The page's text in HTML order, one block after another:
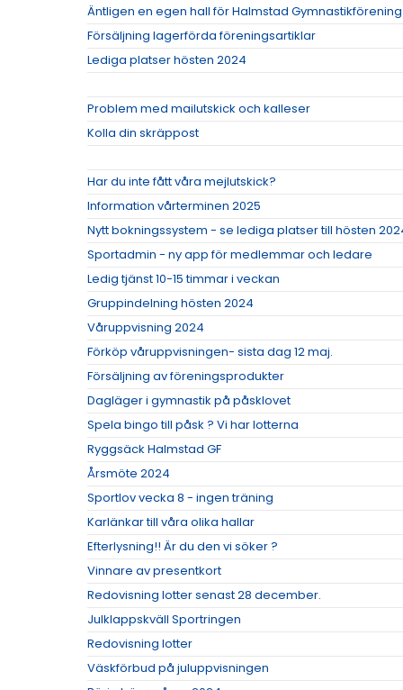
Äntligen en egen hall för Halmstad
Försäljning lagerförda föreningsartiklar
Lediga platser hösten 2024
Problem med mailutskick och kalleser
Kolla din skräppost
Har du inte fått våra mejlutskick?
Information vårterminen 2025
Nytt bokningssystem - se lediga platser till hösten
Sportadmin - ny app för medlemmar och ledare
Ledig tjänst 10-15 timmar i veckan
Gruppindelning hösten 2024
Våruppvisning 2024
Förköp våruppvisningen- sista dag 12 maj.
Försäljning av föreningsprodukter
Dagläger i gymnastik på påsklovet
Spela bingo till påsk ? Vi har lotterna
Ryggsäck Halmstad GF
Årsmöte 2024
Sportlov vecka 8 - ingen träning
Karlänkar till våra olika hallar
Efterlysning!! Är du den vi söker ?
Vinnare av presentkort
Redovisning lotter senast 28 december.
Julklappskväll Sportringen
Redovisning lotter
Väskförbud på juluppvisningen